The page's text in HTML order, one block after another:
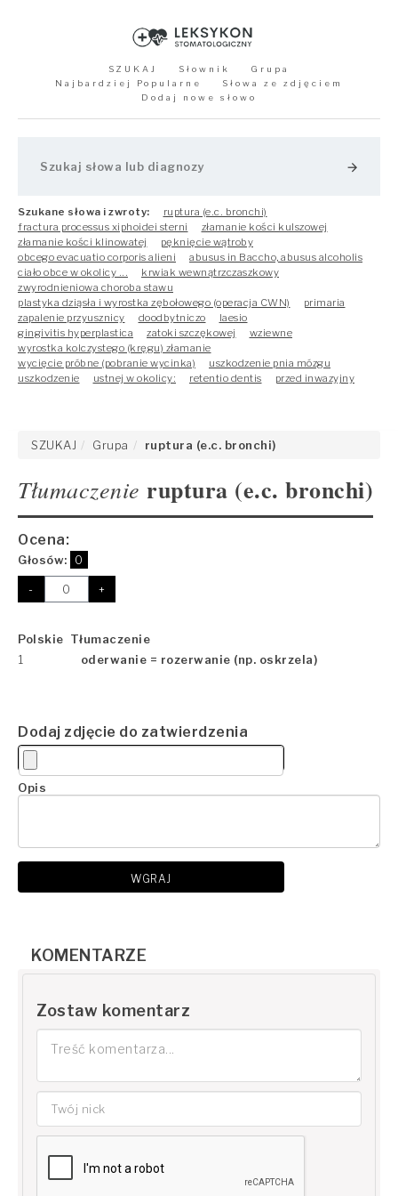
SZUKAJ Słownik
Grupa
Najbardziej Popularne
Słowa ze zdjęciem
Dodaj nowe słowo
arrow_forward
Szukane słowa i zwroty:
ruptura (e.c. bronchi)
fractura processus xiphoidei sterni
złamanie kości kulszowej
złamanie kości klinowatej
pęknięcie wątroby
obcego evacuatio corporis alieni
abusus in Baccho, abusus alcoholis
ciało obce w okolicy ...
krwiak wewnątrzczaszkowy
zwyrodnieniowa choroba stawu
plastyka dziąsła i wyrostka zębołowego (operacja CWN)
primaria
zapalenie przyusznicy
doodbytniczo
laesio
gingivitis hyperplastica
zatoki szczękowej
wziewne
wyrostka kolczystego (kręgu) złamanie
wycięcie próbne (pobranie wycinka)
uszkodzenie pnia mózgu
uszkodzenie
ustnej w okolicy: retentio dentis przed inwazyjny
SZUKAJ Grupa ruptura (e.c. bronchi)
Tłumaczenie ruptura (e.c. bronchi)
Ocena:
Głosów: 0
- +
Polskie Tłumaczenie
1
oderwanie = rozerwanie (np. oskrzela)
Dodaj zdjęcie do zatwierdzenia
Opis
WGRAJ
KOMENTARZE
Zostaw komentarz